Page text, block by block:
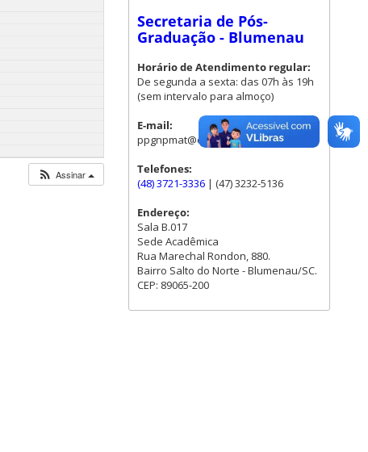
Assinar
Secretaria de Pós-
Graduação - Blumenau
Horário de Atendimento regular:
De segunda a sexta: das 07h às 19h
(sem intervalo para almoço)
E-mail:
ppgnpmat@contato.ufsc.br
Telefones:
(48) 3721-3336 | (47) 3232-5136
Endereço:
Sala B.017
Sede Acadêmica
Rua Marechal Rondon, 880.
Bairro Salto do Norte - Blumenau/SC.
CEP: 89065-200